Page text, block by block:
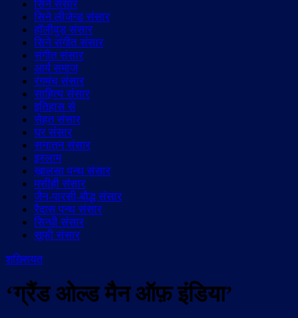
सिने संसार
सिने लीजेन्ड संसार
हॉलीवुड़ संसार
सिने संगीत संसार
संगीत संसार
आर्य समाज
रंगमंच संसार
साहित्य संसार
इतिहास से
सेहत संसार
घर संसार
सनातन संसार
इस्लाम
ख़ालसा पन्थ संसार
मसीही संसार
जैन-पारसी-बौद्ध संसार
रैदास पन्थ संसार
सिन्धी संसार
सूफी संसार
शख़्सियत
‘ग्रैंड ओल्ड मैन ऑफ़ इंडिया’